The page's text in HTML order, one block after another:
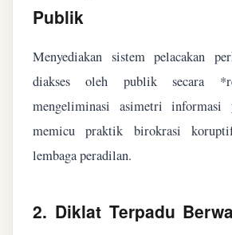
Publik
Menyediakan sistem pelacakan
diakses oleh publik secara
mengeliminasi asimetri
memicu praktik birokrasi
lembaga peradilan.
2. Diklat Terpadu